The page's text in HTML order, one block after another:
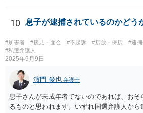
はあるのではないでしょうか。
10 息子が逮捕されているのかどう
#加害者 #接見・面会 #不起訴 #釈放・保釈
#逮
#私選弁護人
2025年9月9日
濵門 俊也 弁護士
息子さんが未成年者でないのであれば、お
るものと思われます。いずれ国選弁護人か